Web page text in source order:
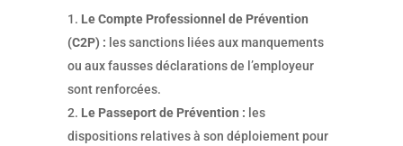
Le Compte Professionnel de Prévention
(C2P) : les sanctions liées aux manquements
ou aux fausses déclarations de l’employeur
sont renforcées.
Le Passeport de Prévention : les
dispositions relatives à son déploiement pour